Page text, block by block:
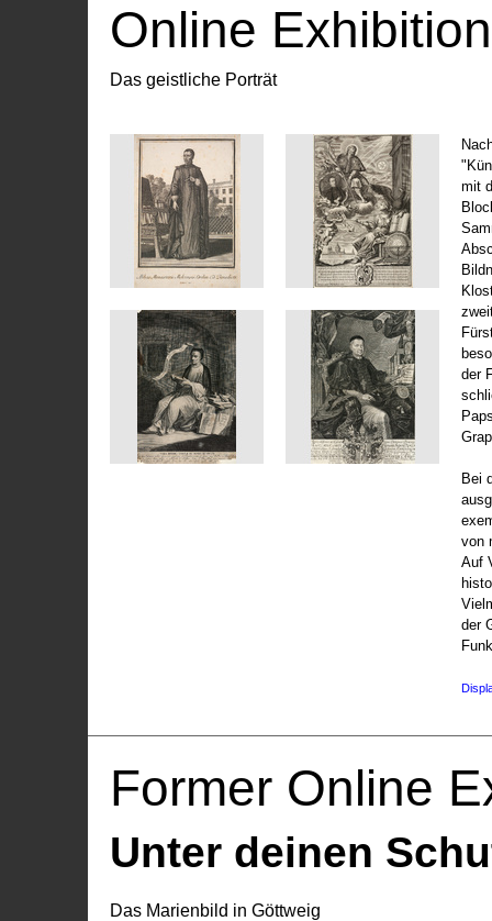
Online
Das geistliche Porträt
mit
der
Bei
von
Auf
der
Former Online
Unter deinen
Das Marienbild in Göttweig